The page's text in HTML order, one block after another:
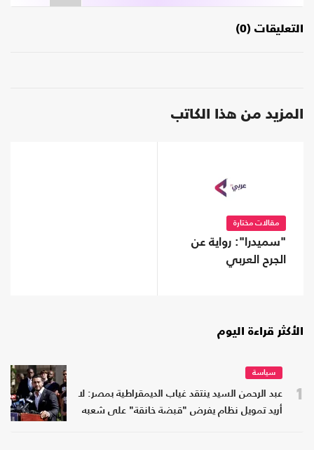
التعليقات (0)
المزيد من هذا الكاتب
مقالات مختارة
"سميدرا": رواية عن
الجرح العربي
الأكثر قراءة اليوم
1
سياسة
عبد الرحمن السيد ينتقد غياب الديمقراطية بمصر: لا
أريد تمويل نظام يفرض "قبضة خانقة" على شعبه